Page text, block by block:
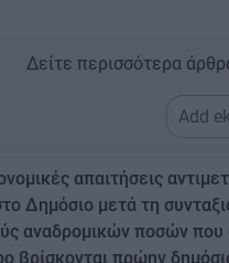
Δείτε περισσότερα
Add
απαιτήσεις
Δημόσιο μετά τη
αναδρομικών ποσών που
βρίσκονται πρώην